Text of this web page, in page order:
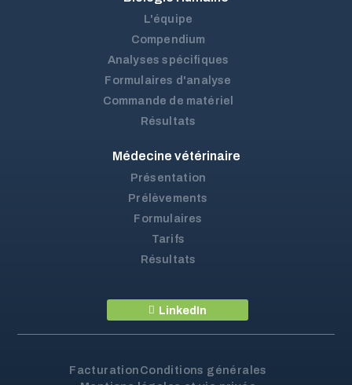
L'équipe
Compendium
Analyses spécifiques
Formulaires d'analyse
Commande de matériel
Résultats
Médecine vétérinaire
Présentation
Prélèvements
Formulaires
Tarifs
Résultats
LinkedIn
FacturationConditions générales